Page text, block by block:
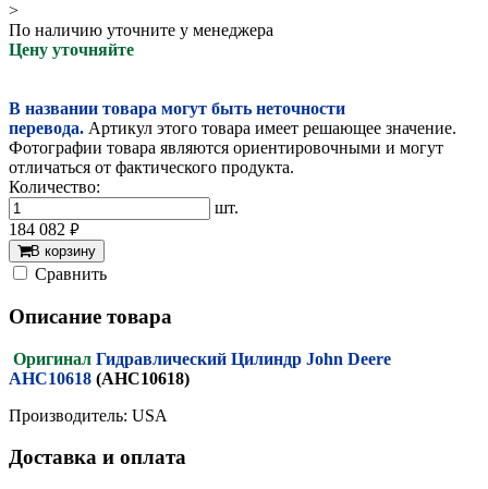
>
По наличию уточните у менеджера
Цену уточняйте
В названии товара могут быть неточности
перевода. Артикул этого товара имеет решающее значение.
Фотографии товара являются ориентировочными и могут
отличаться от фактического продукта.
Количество:
шт.
184 082 руб.
В корзину
Cравнить
Описание товара
Оригинал Гидравлический Цилиндр John Deere
AHC10618 (AHC10618)
Производитель: USA
Доставка и оплата